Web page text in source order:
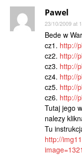
Pawel
23/10/2009 at
Bede w
cz1. http://
cz2. http://
cz3. http://
cz4. http://
cz5. http://
cz6. http://
Tutaj jego
nalezy
Tu
http://